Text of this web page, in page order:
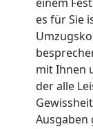
es für Sie
mit Ihnen
der alle
Ausgaben
Umzug
für